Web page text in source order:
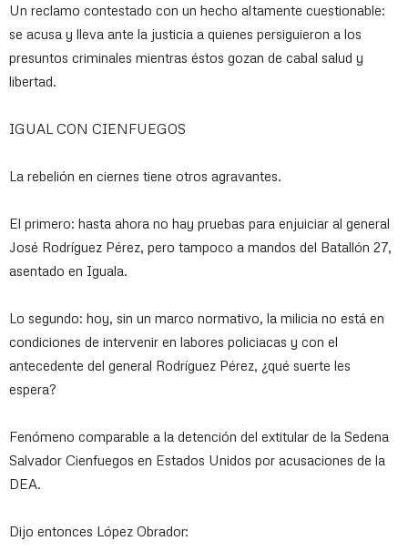
Un reclamo contestado con un hecho altamente cuestionable:
se acusa y lleva ante la justicia a quienes persiguieron a los
presuntos criminales mientras éstos gozan de cabal salud y
libertad.
IGUAL CON CIENFUEGOS
La rebelión en ciernes tiene otros agravantes.
El primero: hasta ahora no hay pruebas para enjuiciar al general
José Rodríguez Pérez, pero tampoco a mandos del Batallón 27,
asentado en Iguala.
Lo segundo: hoy, sin un marco normativo, la milicia no está en
condiciones de intervenir en labores policiacas y con el
antecedente del general Rodríguez Pérez, ¿qué suerte les
espera?
Fenómeno comparable a la detención del extitular de la Sedena
Salvador Cienfuegos en Estados Unidos por acusaciones de la
DEA.
Dijo entonces López Obrador: